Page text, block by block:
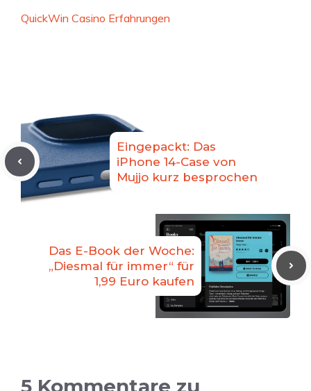
QuickWin Casino Erfahrungen
Eingepackt: Das
iPhone 14-Case von
Mujjo kurz besprochen
Das E-Book der Woche:
„Diesmal für immer“ für
1,99 Euro kaufen
5 Kommentare zu